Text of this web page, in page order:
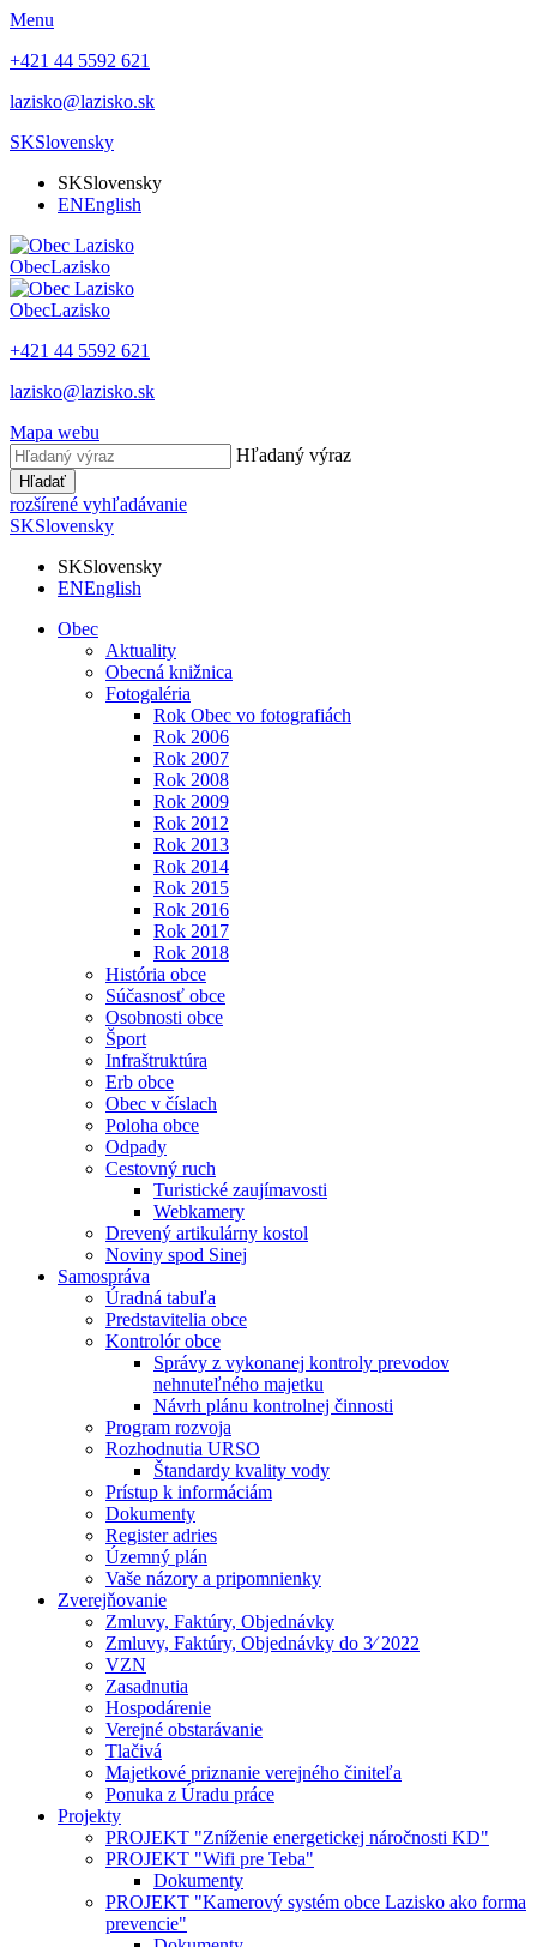
Menu
+421 44 5592 621
lazisko@lazisko.sk
SKSlovensky
SKSlovensky
ENEnglish
ObecLazisko
ObecLazisko
+421 44 5592 621
lazisko@lazisko.sk
Mapa webu
Hľadaný výraz
Hľadať
rozšírené vyhľadávanie
SKSlovensky
SKSlovensky
ENEnglish
Obec
Aktuality
Obecná knižnica
Fotogaléria
Rok Obec vo fotografiách
Rok 2006
Rok 2007
Rok 2008
Rok 2009
Rok 2012
Rok 2013
Rok 2014
Rok 2015
Rok 2016
Rok 2017
Rok 2018
História obce
Súčasnosť obce
Osobnosti obce
Šport
Infraštruktúra
Erb obce
Obec v číslach
Poloha obce
Odpady
Cestovný ruch
Turistické zaujímavosti
Webkamery
Drevený artikulárny kostol
Noviny spod Sinej
Samospráva
Úradná tabuľa
Predstavitelia obce
Kontrolór obce
Správy z vykonanej kontroly prevodov
nehnuteľného majetku
Návrh plánu kontrolnej činnosti
Program rozvoja
Rozhodnutia URSO
Štandardy kvality vody
Prístup k informáciám
Dokumenty
Register adries
Územný plán
Vaše názory a pripomnienky
Zverejňovanie
Zmluvy, Faktúry, Objednávky
Zmluvy, Faktúry, Objednávky do 3⁄ 2022
VZN
Zasadnutia
Hospodárenie
Verejné obstarávanie
Tlačivá
Majetkové priznanie verejného činiteľa
Ponuka z Úradu práce
Projekty
PROJEKT "Zníženie energetickej náročnosti KD"
PROJEKT "Wifi pre Teba"
Dokumenty
PROJEKT "Kamerový systém obce Lazisko ako forma
prevencie"